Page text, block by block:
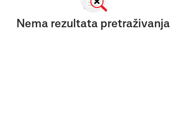
Nema rezultata pretraživanja